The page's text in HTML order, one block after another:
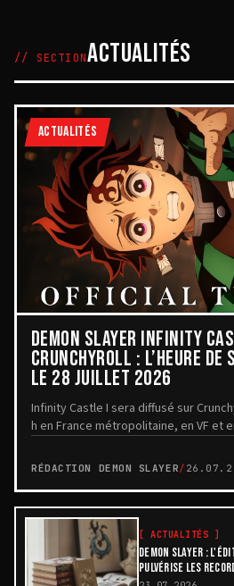
// SECTIONACTUALITÉS
ACTUALITÉS
DEMON SLAYER INFINITY
CRUNCHYROLL : L’HEURE DE
LE 28 JUILLET 2026
Infinity Castle I sera diffusé sur
h en France métropolitaine, en VF et
RÉDACTION DEMON SLAYER/
[ ACTUALITÉS ]
DEMON SLAYER :
PULVÉRISE LES